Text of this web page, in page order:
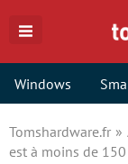
Windows
Tomshardware.fr
est à moins de